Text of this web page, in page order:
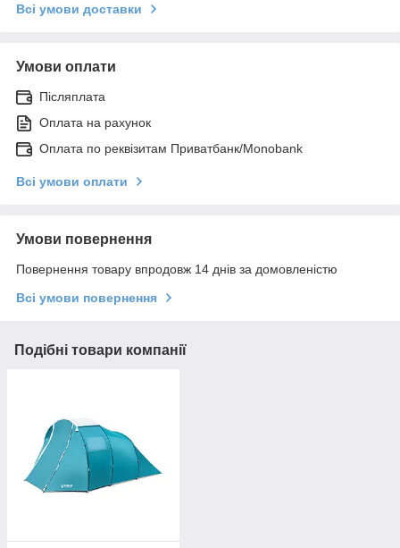
Всі умови доставки
Умови оплати
Післяплата
Оплата на рахунок
Оплата по реквізитам Приватбанк/Monobank
Всі умови оплати
Умови повернення
Повернення товару впродовж 14 днів за домовленістю
Всі умови повернення
Подібні товари компанії